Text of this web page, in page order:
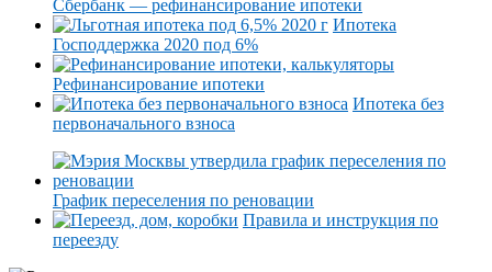
Сбербанк — рефинансирование ипотеки
Ипотека
Господдержка 2020 под 6%
Рефинансирование ипотеки
Ипотека без
первоначального взноса
График переселения по реновации
Правила и инструкция по
переезду